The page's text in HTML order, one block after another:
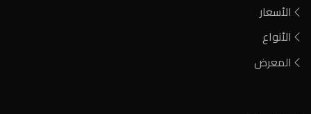
الأسعار
الأنواع
المعرض